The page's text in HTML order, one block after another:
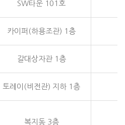
SW타운 101호
카이퍼(하용조관) 1층
갈대상자관 1층
토레이(비전관) 지하 1층
복지동 3층